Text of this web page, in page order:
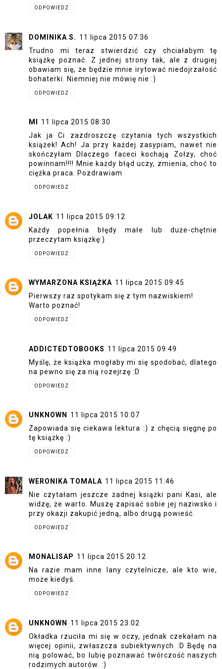
ODPOWIEDZ
DOMINIKA S. 11 lipca 2015 07:36
Trudno mi teraz stwierdzić czy chciałabym tę
książkę poznać. Z jednej strony tak, ale z drugiej
obawiam się, że będzie mnie irytować niedojrzałość
bohaterki. Niemniej nie mówię nie :)
ODPOWIEDZ
MI
11 lipca 2015 08:30
Jak ja Ci zazdroszczę czytania tych wszystkich
książek! Ach! Ja przy każdej zasypiam, nawet nie
skończyłam Dlaczego faceci kochają Zołzy, choć
powinnam!!!! Mnie każdy błąd uczy, zmienia, choć to
ciężka praca. Pozdrawiam
ODPOWIEDZ
JOLAK 11 lipca 2015 09:12
Każdy popełnia błędy małe lub duże-chętnie
przeczytam książkę:)
ODPOWIEDZ
WYMARZONA KSIĄŻKA 11 lipca 2015 09:45
Pierwszy raz spotykam się z tym nazwiskiem!
Warto poznać!
ODPOWIEDZ
ADDICTEDTOBOOKS 11 lipca 2015 09:49
Myślę, że książka mogłaby mi się spodobać, dlatego
na pewno się za nią rozejrzę :D
ODPOWIEDZ
UNKNOWN
11 lipca 2015 10:07
Zapowiada się ciekawa lektura :) z chęcią sięgnę po
tę książkę :)
ODPOWIEDZ
WERONIKA TOMALA 11 lipca 2015 11:46
Nie czytałam jeszcze żadnej książki pani Kasi, ale
widzę, że warto. Muszę zapisać sobie jej naziwsko i
przy okazji zakupić jedną, albo drugą powieść.
ODPOWIEDZ
MONALISAP 11 lipca 2015 20:12
Na razie mam inne lany czytelnicze, ale kto wie,
może kiedyś.
ODPOWIEDZ
UNKNOWN 11 lipca 2015 23:02
Okładka rzuciła mi się w oczy, jednak czekałam na
więcej opinii, zwłaszcza subiektywnych :D Będę na
nią polować, bo lubię poznawać twórczość naszych
rodzimych autorów. :)